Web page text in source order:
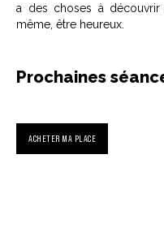
a des choses à
même, être heureux.
Prochaines
ACHETER MA PLACE